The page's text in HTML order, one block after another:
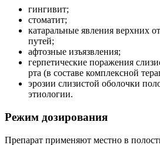
гингивит;
стоматит;
катаральные явления верхних
путей;
афтозные изъязвления;
герпетические поражения
рта (в составе комплексной
эрозии слизистой оболочки
этиологии.
Режим дозирования
Препарат применяют местно в